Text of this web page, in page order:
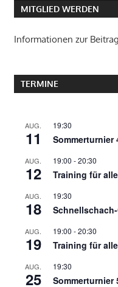
MITGLIED WERDEN
Informationen zur
TERMINE
AUG.
11
19:30
Sommerturnier
AUG.
12
19:00 -20:30
Training für alle
AUG.
18
19:30
AUG.
19
19:00 -20:30
Training für alle
AUG.
25
19:30
Sommerturnier